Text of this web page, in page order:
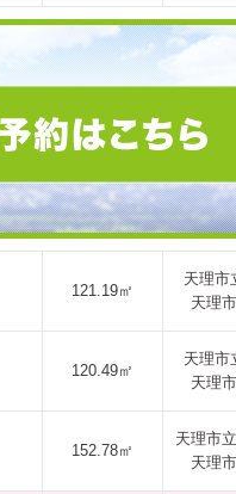
121.19㎡
天理市
天理
120.49㎡
天理市
天理
152.78㎡
天理市
天理